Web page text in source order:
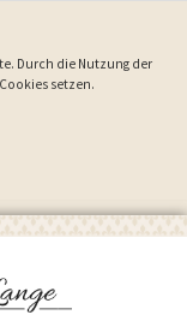
Durch die Nutzung der
setzen.